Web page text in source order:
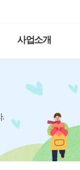
사업소개